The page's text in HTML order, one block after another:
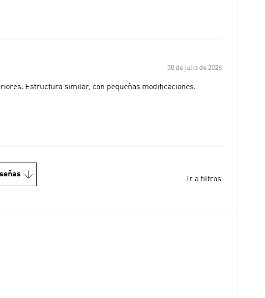
30 de julio de 2026
Estructura similar, con pequeñas modificaciones.
Ir a filtros